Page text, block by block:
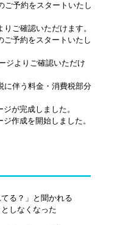
予約をスタートいたし
認いただけます。
予約をスタートいたし
確認いただけ
伴う料金・消費税部分
が完成しました。
成を開始しました。
る？」と聞かれる
しなくなった